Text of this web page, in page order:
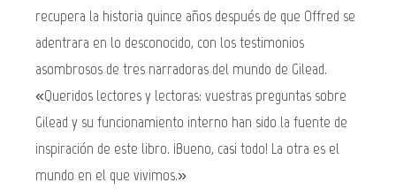
recupera la historia quince años después de que Offred se
adentrara en lo desconocido, con los testimonios
asombrosos de tres narradoras del mundo de Gilead.
«Queridos lectores y lectoras: vuestras preguntas sobre
Gilead y su funcionamiento interno han sido la fuente de
inspiración de este libro. ¡Bueno, casi todo! La otra es el
mundo en el que vivimos.»